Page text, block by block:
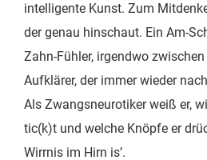
intelligente Kunst. Zum
der genau hinschaut. Ein Am-
Zahn-Fühler, irgendwo
Aufklärer, der immer wieder
Als Zwangsneurotiker weiß er,
tic(k)t und welche Knöpfe er
Wirrnis im Hirn is’.